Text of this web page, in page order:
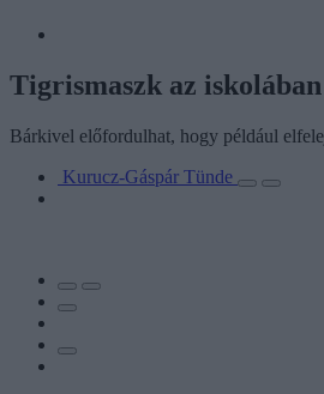
Tigrismaszk az
Bárkivel előfordulhat, hogy például
Kurucz-Gáspár Tünde